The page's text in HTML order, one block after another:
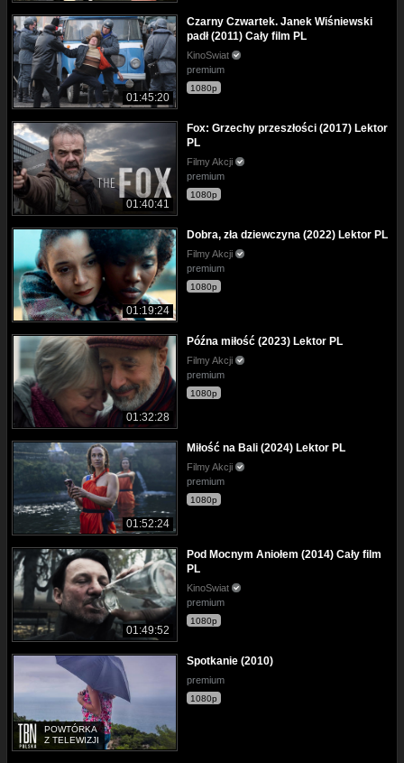
01:45:20
Czarny Czwartek. Janek Wiśniewski
padł (2011) Cały film PL
KinoSwiat
premium
1080p
01:40:41
Fox: Grzechy przeszłości (2017) Lektor
PL
Filmy Akcji
premium
1080p
01:19:24
Dobra, zła dziewczyna (2022) Lektor PL
Filmy Akcji
premium
1080p
01:32:28
Późna miłość (2023) Lektor PL
Filmy Akcji
premium
1080p
01:52:24
Miłość na Bali (2024) Lektor PL
Filmy Akcji
premium
1080p
01:49:52
Pod Mocnym Aniołem (2014) Cały film
PL
KinoSwiat
premium
1080p
POWTÓRKA
Z TELEWIZJI
Spotkanie (2010)
premium
1080p